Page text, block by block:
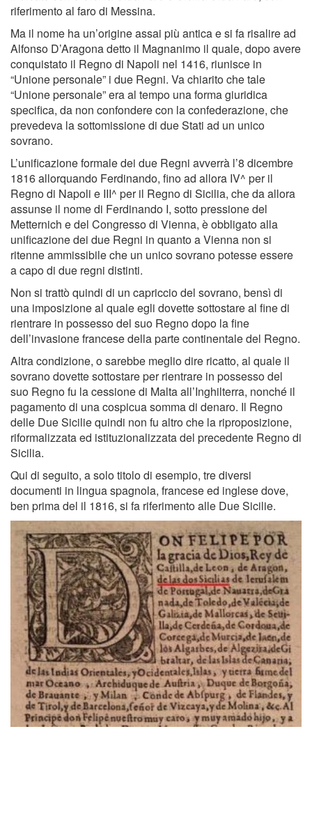
riferimento al faro di Messina.
Ma il nome ha un’origine assai più antica e si fa risalire ad
Alfonso D’Aragona detto il Magnanimo il quale, dopo avere
conquistato il Regno di Napoli nel 1416, riunisce in
“Unione personale” i due Regni. Va chiarito che tale
“Unione personale” era al tempo una forma giuridica
specifica, da non confondere con la confederazione, che
prevedeva la sottomissione di due Stati ad un unico
sovrano.
L’unificazione formale dei due Regni avverrà l’8 dicembre
1816 allorquando Ferdinando, fino ad allora IV^ per il
Regno di Napoli e III^ per il Regno di Sicilia, che da allora
assunse il nome di Ferdinando I, sotto pressione del
Metternich e del Congresso di Vienna, è obbligato alla
unificazione dei due Regni in quanto a Vienna non si
ritenne ammissibile che un unico sovrano potesse essere
a capo di due regni distinti.
Non si trattò quindi di un capriccio del sovrano, bensì di
una imposizione al quale egli dovette sottostare al fine di
rientrare in possesso del suo Regno dopo la fine
dell’invasione francese della parte continentale del Regno.
Altra condizione, o sarebbe meglio dire ricatto, al quale il
sovrano dovette sottostare per rientrare in possesso del
suo Regno fu la cessione di Malta all’Inghilterra, nonché il
pagamento di una cospicua somma di denaro. Il Regno
delle Due Sicilie quindi non fu altro che la riproposizione,
riformalizzata ed istituzionalizzata del precedente Regno di
Sicilia.
Qui di seguito, a solo titolo di esempio, tre diversi
documenti in lingua spagnola, francese ed inglese dove,
ben prima del il 1816, si fa riferimento alle Due Sicilie.